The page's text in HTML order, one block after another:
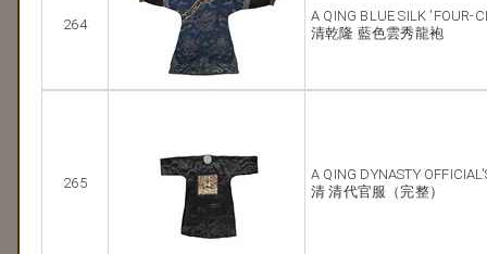
264
A QING BLUE SILK 'FOUR-
清乾隆 藍色雲秀龍袍
265
A QING DYNASTY
清 清代官服（完整）